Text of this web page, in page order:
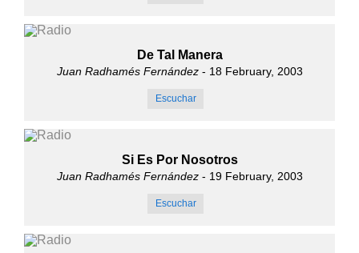
De Tal Manera
Juan Radhamés Fernández- 18 February, 2003
Escuchar
Si Es Por Nosotros
Juan Radhamés Fernández- 19 February, 2003
Escuchar